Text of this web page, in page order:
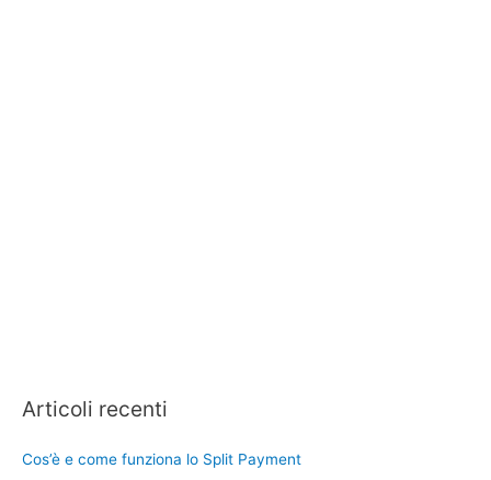
Articoli recenti
Cos’è e come funziona lo Split Payment